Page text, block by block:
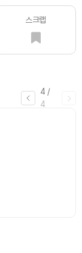
스크랩
1/